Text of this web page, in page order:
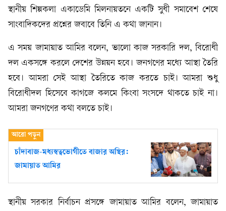
স্থানীয় শিল্পকলা একাডেমি মিলনায়তনে একটি সুধী সমাবেশ শেষে
সাংবাদিকদের প্রশ্নের জবাবে তিনি এ কথা জানান।
এ সময় জামায়াত আমির বলেন, ভালো কাজ সরকারি দল, বিরোধী
দল একসঙ্গে করলে দেশের উন্নয়ন হবে। জনগণের মধ্যে আস্থা তৈরি
হবে। আমরা সেই আস্থা তৈরিতে কাজ করতে চাই। আমরা শুধু
বিরোধীদল হিসেবে কাগজে কলমে কিংবা সংসদে থাকতে চাই না।
আমরা জনগণের কথা বলতে চাই।
চাঁদাবাজ-মধ্যস্বত্বভোগীতে বাজার অস্থির:
জামায়াত আমির
স্থানীয় সরকার নির্বাচন প্রসঙ্গে জামায়াত আমির বলেন, জামায়াত